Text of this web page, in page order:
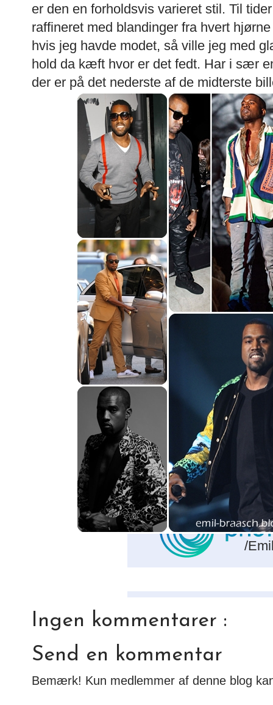
er den en forholdsvis varieret stil. Til
raffineret med blandinger fra hvert
hvis jeg havde modet, så ville jeg med
hold da kæft hvor er det fedt. Har i sær
der er på det nederste af de midterste
/
Ingen kommentarer :
Send en kommentar
Bemærk! Kun medlemmer af denne blog